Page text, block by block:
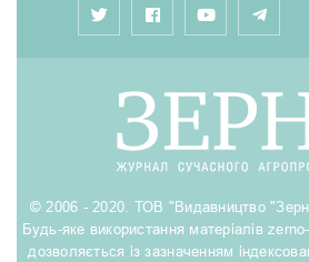
© 2006 - 2020. ТОВ "Видавництво
Будь-яке використання матеріалів
дозволяється із зазначенням